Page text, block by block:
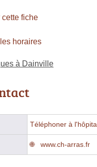
fiche
horaires
à Dainville
Téléphoner à l'hôpital
www.ch-arras.fr